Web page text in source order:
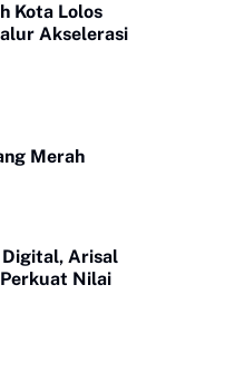
Kota Lolos
Akselerasi
Merah
Digital, Arisal
Nilai